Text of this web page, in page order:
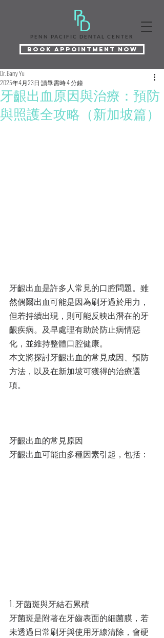
PENN PACIFIC DENTAL CENTER
Book Appointment Now
牙齦出血原因與治療：預防
與照護全攻略（新加坡篇）
Dr. Barry Yu
2025年4月23日 讀畢需時 4 分鐘
牙齦出血是許多人常見的口腔問題。雖
然偶爾出血可能是因為刷牙過於用力，
但若持續出現，則可能反映出潛在的牙
齦疾病。及早處理有助於防止病情惡
化，並維持整體口腔健康。
本文將探討牙齦出血的常見成因、預防
方法，以及在新加坡可獲得的治療選
項。
牙齦出血的常見原因
牙齦出血可能由多種因素引起，包括：
1. 牙菌斑與牙結石累積
牙菌斑是附著在牙齒表面的細菌膜，若
未透過日常刷牙與使用牙線清除，會硬